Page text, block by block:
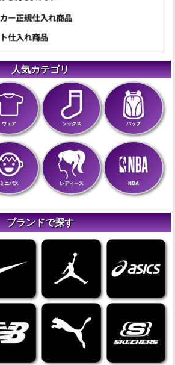
人気カテゴリ
ウェア ソックス バッグ
ミニバス レディース NBA
ブランドで探す